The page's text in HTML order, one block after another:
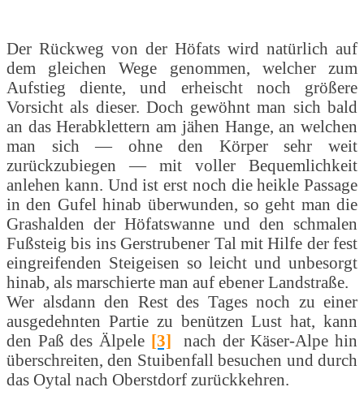
Der Rückweg von der Höfats wird natürlich auf
dem gleichen Wege genommen, welcher zum
Aufstieg diente, und erheischt noch größere
Vorsicht als dieser. Doch gewöhnt man sich bald
an das Herabklettern am jähen Hange, an welchen
man sich — ohne den Körper sehr weit
zurückzubiegen — mit voller Bequemlichkeit
anlehen kann. Und ist erst noch die heikle Passage
in den Gufel hinab überwunden, so geht man die
Grashalden der Höfatswanne und den schmalen
Fußsteig bis ins Gerstrubener Tal mit Hilfe der fest
eingreifenden Steigeisen so leicht und unbesorgt
hinab, als marschierte man auf ebener Landstraße.
Wer alsdann den Rest des Tages noch zu einer
ausgedehnten Partie zu benützen Lust hat, kann
den Paß des Älpele [3] nach der Käser-Alpe hin
überschreiten, den Stuibenfall besuchen und durch
das Oytal nach Oberstdorf zurückkehren.